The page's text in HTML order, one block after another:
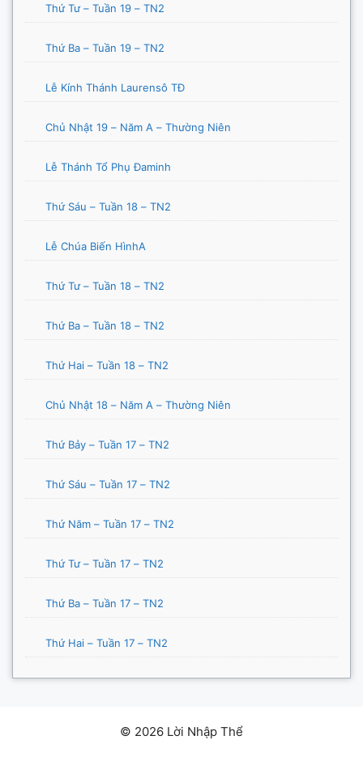
Thứ Tư – Tuần 19 – TN2
Thứ Ba – Tuần 19 – TN2
Lễ Kính Thánh Laurensô TĐ
Chủ Nhật 19 – Năm A – Thường Niên
Lễ Thánh Tổ Phụ Đaminh
Thứ Sáu – Tuần 18 – TN2
Lễ Chúa Biến HìnhA
Thứ Tư – Tuần 18 – TN2
Thứ Ba – Tuần 18 – TN2
Thứ Hai – Tuần 18 – TN2
Chủ Nhật 18 – Năm A – Thường Niên
Thứ Bảy – Tuần 17 – TN2
Thứ Sáu – Tuần 17 – TN2
Thứ Năm – Tuần 17 – TN2
Thứ Tư – Tuần 17 – TN2
Thứ Ba – Tuần 17 – TN2
Thứ Hai – Tuần 17 – TN2
© 2026 Lời Nhập Thể